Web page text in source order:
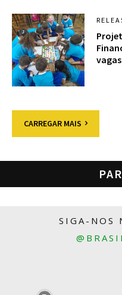
CARREGAR MAIS
SIGA-NOS